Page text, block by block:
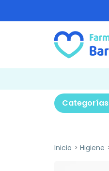
Categorías
Inicio Higiene